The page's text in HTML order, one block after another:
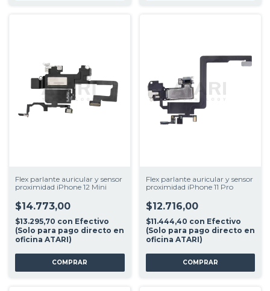
Flex parlante auricular y sensor
proximidad iPhone 12 Mini
$14.773,00
$13.295,70 con Efectivo
(Solo para pago directo en
oficina ATARI)
Flex parlante auricular y sensor
proximidad iPhone 11 Pro
$12.716,00
$11.444,40 con Efectivo
(Solo para pago directo en
oficina ATARI)